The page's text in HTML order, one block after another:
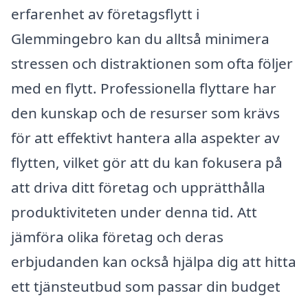
erfarenhet av företagsflytt i
Glemmingebro kan du alltså minimera
stressen och distraktionen som ofta följer
med en flytt. Professionella flyttare har
den kunskap och de resurser som krävs
för att effektivt hantera alla aspekter av
flytten, vilket gör att du kan fokusera på
att driva ditt företag och upprätthålla
produktiviteten under denna tid. Att
jämföra olika företag och deras
erbjudanden kan också hjälpa dig att hitta
ett tjänsteutbud som passar din budget